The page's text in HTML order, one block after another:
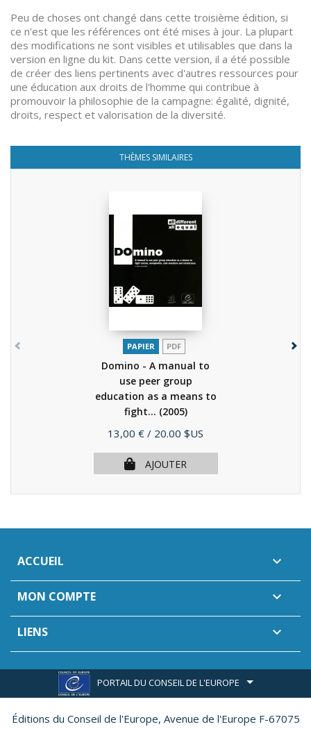
Peu de choses ont changé dans cette troisième édition, si
ce n'est que les références ont été mises à jour. La plupart
des modifications ne sont visibles et utilisables que dans la
version en ligne du kit. Dans cette version, il a été possible
de créer des liens pertinents avec d'autres ressources pour
une éducation aux droits de l'homme qui contribue à
promouvoir la philosophie de la campagne: égalité, dignité,
droits, respect et valorisation de la diversité.
THÈMES SIMILAIRES
PAPIER PDF
Domino - A manual to
use peer group
education as a means to
fight... (2005)
Prix
13,00 € / 20.00 $US
AJOUTER
ACCUEIL 
MON COMPTE 
LIENS 
PORTAIL DU CONSEIL DE L'EUROPE
Éditions du Conseil de l'Europe, Avenue de l'Europe F-67075